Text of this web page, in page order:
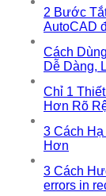
2 Bước
AutoCAD
Cách
Dễ Dàng,
Chỉ 1
Hơn Rõ
3 Cách
Hơn
3 Cách
errors in